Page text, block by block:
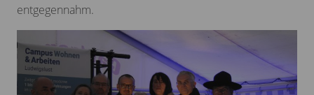
entgegennahm.